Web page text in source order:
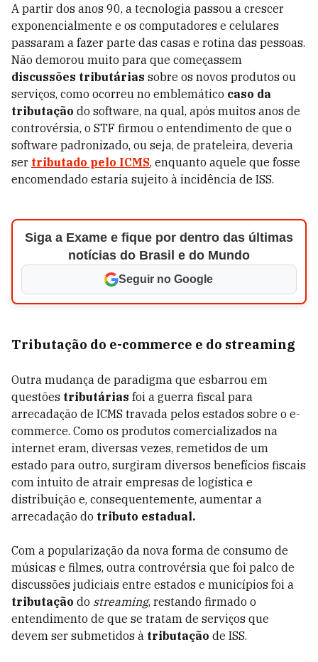
A partir dos anos 90, a tecnologia passou a crescer
exponencialmente e os computadores e celulares
passaram a fazer parte das casas e rotina das pessoas.
Não demorou muito para que começassem
discussões tributárias sobre os novos produtos ou
serviços, como ocorreu no emblemático caso da
tributação do software, na qual, após muitos anos de
controvérsia, o STF firmou o entendimento de que o
software padronizado, ou seja, de prateleira, deveria
ser tributado pelo ICMS, enquanto aquele que fosse
encomendado estaria sujeito à incidência de ISS.
Siga a Exame e fique por dentro das últimas
notícias do Brasil e do Mundo
Seguir no Google
Tributação do e-commerce e do streaming
Outra mudança de paradigma que esbarrou em
questões tributárias foi a guerra fiscal para
arrecadação de ICMS travada pelos estados sobre o e-
commerce. Como os produtos comercializados na
internet eram, diversas vezes, remetidos de um
estado para outro, surgiram diversos benefícios fiscais
com intuito de atrair empresas de logística e
distribuição e, consequentemente, aumentar a
arrecadação do tributo estadual.
Com a popularização da nova forma de consumo de
músicas e filmes, outra controvérsia que foi palco de
discussões judiciais entre estados e municípios foi a
tributação do streaming, restando firmado o
entendimento de que se tratam de serviços que
devem ser submetidos à tributação de ISS.